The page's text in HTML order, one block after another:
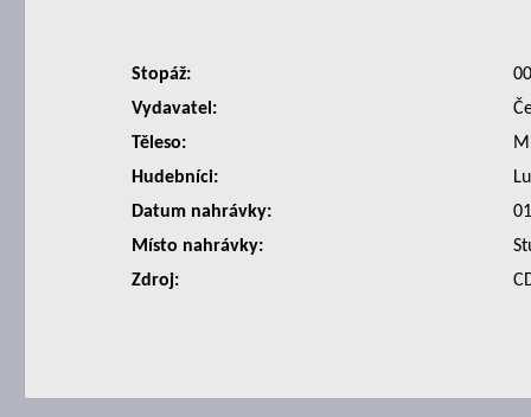
Stopáž:
Vydavatel:
Těleso:
Hudebníci:
Datum nahrávky:
Místo nahrávky:
Zdroj: